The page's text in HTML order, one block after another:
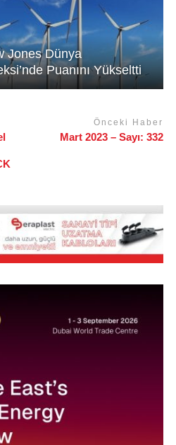
Jones Dünya
Puanını Yükseltti
Önceki Haber
Mart 2023 – Sayı: 332